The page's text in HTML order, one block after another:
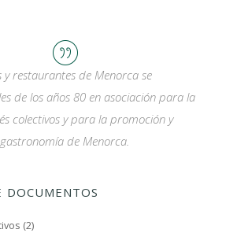
y restaurantes de Menorca se
de los años 80 en asociación para la
colectivos y para la promoción y
de Menorca.
DOCUMENTOS
(2)